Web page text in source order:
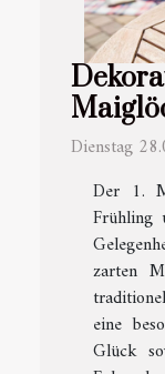
Dienstag
Der 1.
Frühling
zarten
eine
Glück